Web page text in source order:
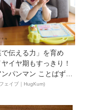
で伝える力」を育め
イヤ期もすっきり！
パンマン ことばずか
ェイブ｜HugKum)